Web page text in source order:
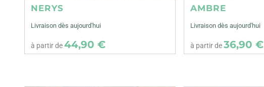
NERYS
Livraison dès aujourd'hui
à partir de44,90 €
AMBRE
Livraison dès aujourd'hui
à partir de36,90 €